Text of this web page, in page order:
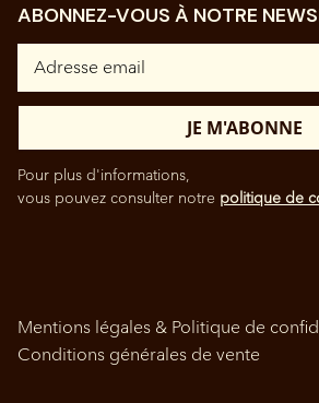
ABONNEZ-VOUS À NOTRE
Pour plus d'informations,
vous pouvez consulter notre politique de
Mentions légales & Politique de
Conditions générales de vente